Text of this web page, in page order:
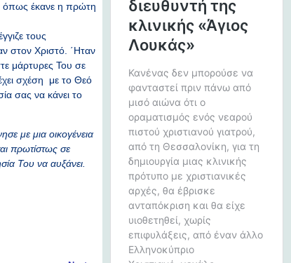
όπως έκανε η πρώτη
τους
στον Χριστό. ΄Ηταν
μάρτυρες Του σε
σχέση με το Θεό
σας να κάνει το
με μια οικογένεια
πρωτίστως σε
Του να αυξάνει.